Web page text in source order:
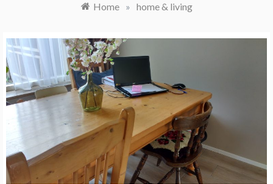
Home » home & living